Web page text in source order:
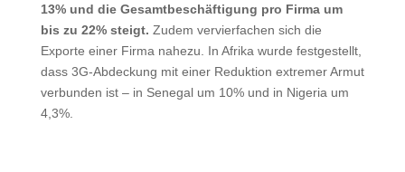
13% und die Gesamtbeschäftigung pro Firma um
bis zu 22% steigt. Zudem vervierfachen sich die
Exporte einer Firma nahezu. In Afrika wurde festgestellt,
dass 3G-Abdeckung mit einer Reduktion extremer Armut
verbunden ist – in Senegal um 10% und in Nigeria um
4,3%.